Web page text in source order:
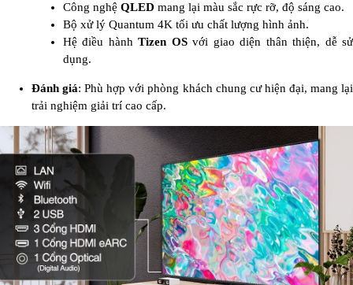
Công nghệ QLED mang lại màu sắc rực rỡ, độ sáng cao.
Bộ xử lý Quantum 4K tối ưu chất lượng hình ảnh.
Hệ điều hànhTizen OSvới giao diện thân thiện, dễ sử
dụng.
Đánh giá: Phù hợp với phòng khách chung cư hiện đại, mang lại
trải nghiệm giải trí cao cấp.